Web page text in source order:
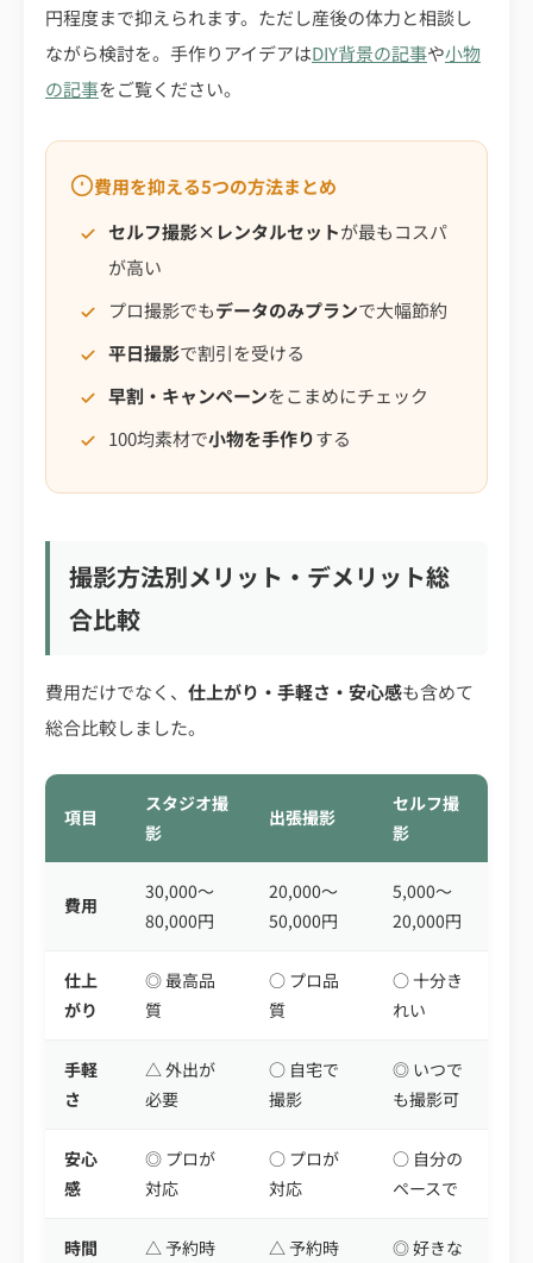
円程度まで抑えられます。ただし産後の体力と相談し
ながら検討を。手作りアイデアはDIY背景の記事や小物
の記事をご覧ください。
費用を抑える5つの方法まとめ
セルフ撮影×レンタルセットが最もコスパ
が高い
プロ撮影でもデータのみプランで大幅節約
平日撮影で割引を受ける
早割・キャンペーンをこまめにチェック
100均素材で小物を手作りする
撮影方法別メリット・デメリット総
合比較
費用だけでなく、 仕上がり・手軽さ・安心感も含めて
総合比較しました。
項目
スタジオ撮
影
出張撮影
セルフ撮
影
費用
30,000〜
80,000円
20,000〜
50,000円
5,000〜
20,000円
仕上
がり
◎ 最高品
質
○ プロ品
質
○ 十分き
れい
手軽
さ
△ 外出が
必要
○ 自宅で
撮影
◎ いつで
も撮影可
安心
感
◎ プロが
対応
○ プロが
対応
○ 自分の
ペースで
時間
△ 予約時
△ 予約時
◎ 好きな